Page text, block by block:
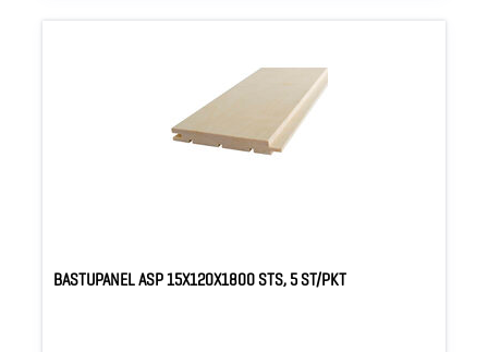
BASTUPANEL ASP 15X120X1800 STS, 5 ST/PKT